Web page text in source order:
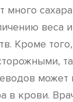
много
веса
Кроме
может
в крови.